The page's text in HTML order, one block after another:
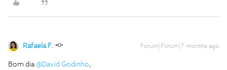
Rafaela F. Forum|Forum|7 months ago
Bom dia ​@David Godinho,